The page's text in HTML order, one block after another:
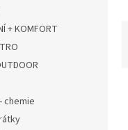
+ KOMFORT
chemie